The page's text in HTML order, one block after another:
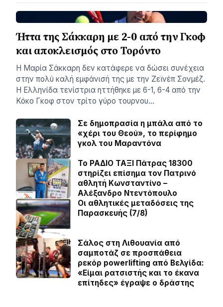
Ήττα της Σάκκαρη με 2-0 από την Γκοφ
και αποκλεισμός στο Τορόντο
Η Μαρία Σάκκαρη δεν κατάφερε να δώσει συνέχεια
στην πολύ καλή εμφάνισή της με την Ζεϊνέπ Σονμέζ.
Η Ελληνίδα τενίστρια ηττήθηκε με 6-1, 6-4 από την
Κόκο Γκοφ στον τρίτο γύρο τουρνου…
Σε δημοπρασία η μπάλα από το
«χέρι του Θεού», το περίφημο
γκολ του Μαραντόνα
Το ΡΑΔΙΟ ΤΑΞΙ Πάτρας 18300
στηρίζει επίσημα τον Πατρινό
αθλητή Κωνσταντίνο –
Αλέξανδρο Ντεντόπουλο
Οι αθλητικές μεταδόσεις της
Παρασκευής (7/8)
Σάλος στη Λιθουανία από
σαμποτάζ σε προσπάθεια
ρεκόρ powerlifting από Βελγίδα:
«Είμαι ρατσιστής και το έκανα
επίτηδες» έγραψε ο δράστης